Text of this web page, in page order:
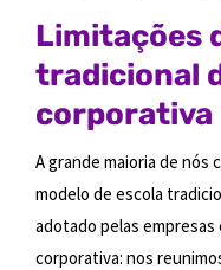
Limitações
tradicional
corporativa
A grande maioria de nós
modelo de escola
adotado pelas empresas
corporativa: nos